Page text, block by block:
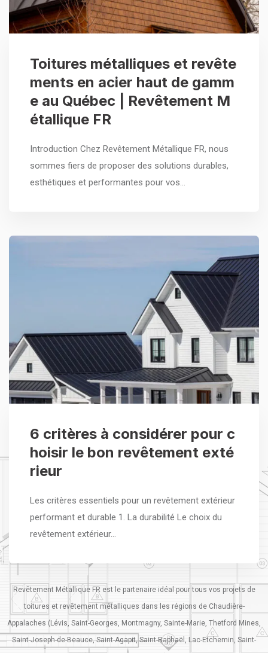
Toitures métalliques et revête
ments en acier haut de gamm
e au Québec | Revêtement M
étallique FR
Introduction Chez Revêtement Métallique FR, nous
sommes fiers de proposer des solutions durables,
esthétiques et performantes pour vos…
6 critères à considérer pour c
hoisir le bon revêtement exté
rieur
Les critères essentiels pour un revêtement extérieur
performant et durable 1. La durabilité Le choix du
revêtement extérieur…
Revêtement Métallique FR est le partenaire idéal pour tous vos projets de
toitures et revêtement métalliques dans les régions de Chaudière-
Appalaches (Lévis, Saint-Georges, Montmagny, Sainte-Marie, Thetford Mines,
Saint-Joseph-de-Beauce, Saint-Agapit, Saint-Raphaël, Lac-Etchemin, Saint-